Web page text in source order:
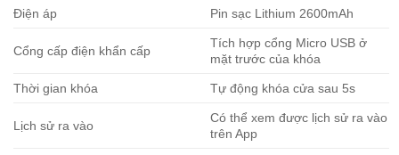
Điện áp Pin sạc Lithium 2600mAh
Cổng cấp điện khẩn cấp
Tích hợp cổng Micro USB ở
mặt trước của khóa
Thời gian khóa Tự động khóa cửa sau 5s
Lịch sử ra vào
Có thể xem được lịch sử ra vào
trên App